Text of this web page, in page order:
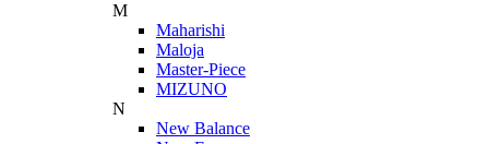
M
Maharishi
Maloja
Master-Piece
MIZUNO
N
New Balance